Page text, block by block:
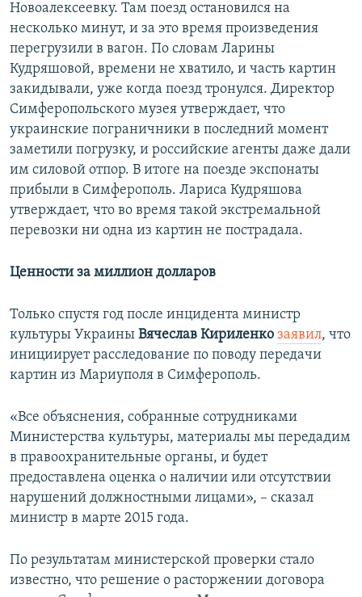
Новоалексеевку. Там поезд остановился на
несколько минут, и за это время произведения
перегрузили в вагон. По словам Ларины
Кудряшовой, времени не хватило, и часть картин
закидывали, уже когда поезд тронулся. Директор
Симферопольского музея утверждает, что
украинские пограничники в последний момент
заметили погрузку, и российские агенты даже дали
им силовой отпор. В итоге на поезде экспонаты
прибыли в Симферополь. Лариса Кудряшова
утверждает, что во время такой экстремальной
перевозки ни одна из картин не пострадала.
Ценности за миллион долларов
Только спустя год после инцидента министр
культуры Украины Вячеслав Кириленко заявил, что
инициирует расследование по поводу передачи
картин из Мариуполя в Симферополь.
«Все объяснения, собранные сотрудниками
Министерства культуры, материалы мы передадим
в правоохранительные органы, и будет
предоставлена оценка о наличии или отсутствии
нарушений должностными лицами», – сказал
министр в марте 2015 года.
По результатам министерской проверки стало
известно, что решение о расторжении договора